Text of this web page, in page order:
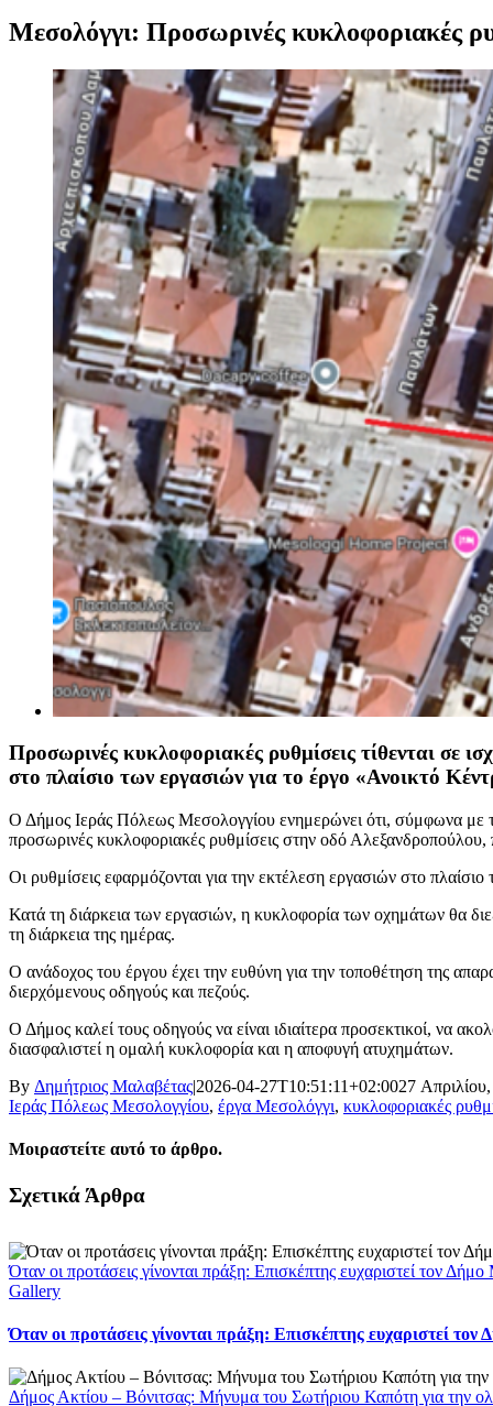
Μεσολόγγι: Προσωρινές κυκλοφοριακές
Προβολή
μεγαλύτερης
εικόνας
Προσωρινές κυκλοφοριακές ρυθμίσεις τίθενται σε
στο πλαίσιο των εργασιών για το έργο «Ανοικτό
Ο Δήμος Ιεράς Πόλεως Μεσολογγίου ενημερώνει ότι, σύμφωνα με
προσωρινές κυκλοφοριακές ρυθμίσεις στην οδό
Οι ρυθμίσεις εφαρμόζονται για την εκτέλεση εργασιών στο
Κατά τη διάρκεια των εργασιών, η κυκλοφορία των οχημάτων θα
τη διάρκεια της ημέρας.
Ο ανάδοχος του έργου έχει την ευθύνη για την τοποθέτηση της
διερχόμενους οδηγούς και πεζούς.
Ο Δήμος καλεί τους οδηγούς να είναι ιδιαίτερα προσεκτικοί, να
διασφαλιστεί η ομαλή κυκλοφορία και η αποφυγή ατυχημάτων.
By Δημήτριος Μαλαβέτας|2026-04-27T10:51:11+02:0027
Ιεράς Πόλεως Μεσολογγίου, έργα Μεσολόγγι, κυκλοφοριακές
Μοιραστείτε αυτό το άρθρο.
Facebook
X
LinkedIn
WhatsApp
Email
Σχετικά Άρθρα
Όταν οι προτάσεις γίνονται πράξη: Επισκέπτης ευχαριστεί τον
Gallery
Όταν οι προτάσεις γίνονται πράξη: Επισκέπτης ευχαριστεί
Δήμος Ακτίου – Βόνιτσας: Μήνυμα του Σωτήριου Καπότη για την